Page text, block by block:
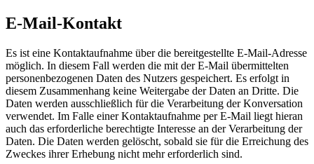
E-Mail-Kontakt
Es ist eine Kontaktaufnahme über die bereitgestellte E-Mail-Adresse
möglich. In diesem Fall werden die mit der E-Mail übermittelten
personenbezogenen Daten des Nutzers gespeichert. Es erfolgt in
diesem Zusammenhang keine Weitergabe der Daten an Dritte. Die
Daten werden ausschließlich für die Verarbeitung der Konversation
verwendet. Im Falle einer Kontaktaufnahme per E-Mail liegt hieran
auch das erforderliche berechtigte Interesse an der Verarbeitung der
Daten. Die Daten werden gelöscht, sobald sie für die Erreichung des
Zweckes ihrer Erhebung nicht mehr erforderlich sind.